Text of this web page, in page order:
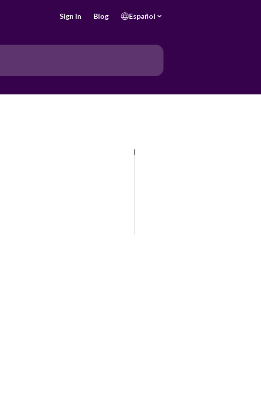
Sign in Blog Español